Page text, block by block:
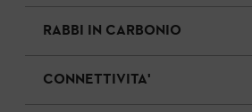
RABBI IN CARBONIO
CONNETTIVITA'